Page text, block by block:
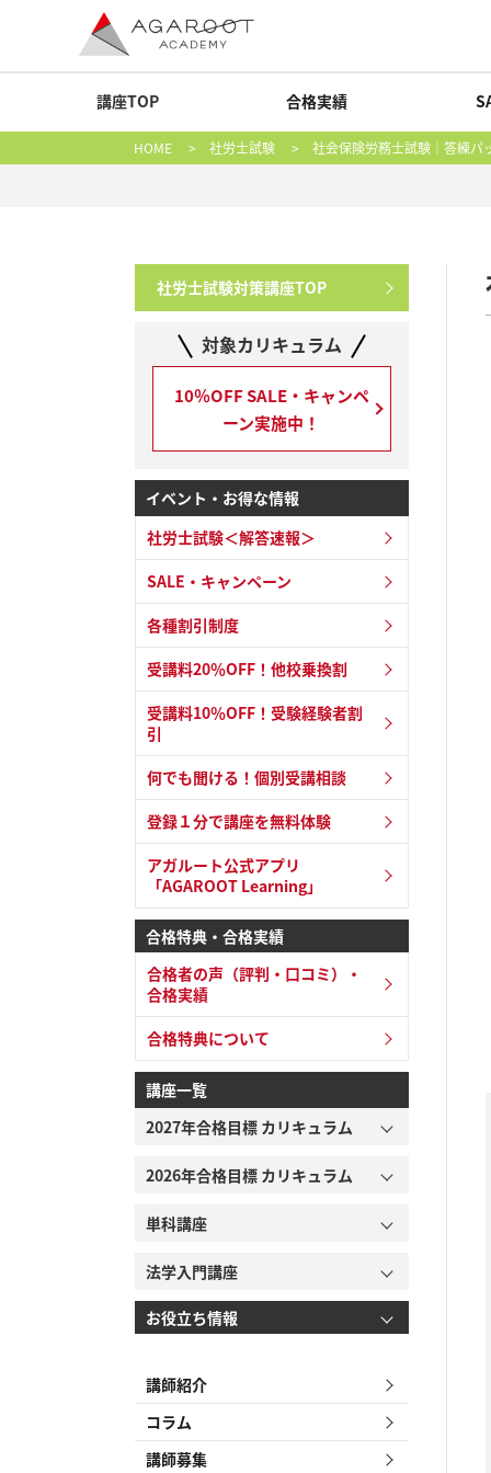
講座TOP 合格実績
HOME > 社労士試験 > 社会保険労務士試験｜答練パ
社労士試験対策講座TOP
対象カリキュラム
10％OFF SALE・キャンペ
ーン実施中！
イベント・お得な情報
社労士試験＜解答速報＞
SALE・キャンペーン
各種割引制度
受講料20％OFF！他校乗換割
受講料10％OFF！受験経験者割
引
何でも聞ける！個別受講相談
登録１分で講座を無料体験
アガルート公式アプリ
「AGAROOT Learning」
合格特典・合格実績
合格者の声（評判・口コミ）・
合格実績
合格特典について
講座一覧
2027年合格目標 カリキュラム
2026年合格目標 カリキュラム
単科講座
法学入門講座
お役立ち情報
講師紹介
コラム
講師募集